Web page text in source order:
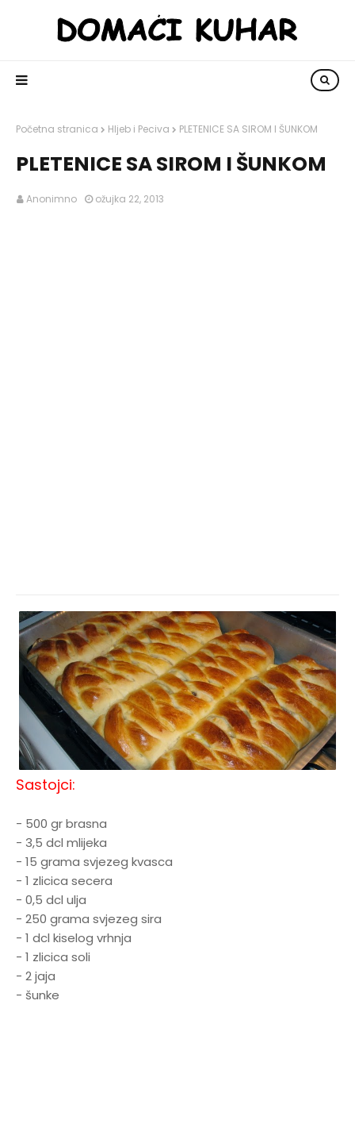
Početna stranica Hljeb i Peciva PLETENICE SA SIROM I ŠUNKOM
PLETENICE SA SIROM I ŠUNKOM
Anonimno ožujka 22, 2013
Sastojci:
- 500 gr brasna
- 3,5 dcl mlijeka
- 15 grama svjezeg kvasca
- 1 zlicica secera
- 0,5 dcl ulja
- 250 grama svjezeg sira
- 1 dcl kiselog vrhnja
- 1 zlicica soli
- 2 jaja
- šunke